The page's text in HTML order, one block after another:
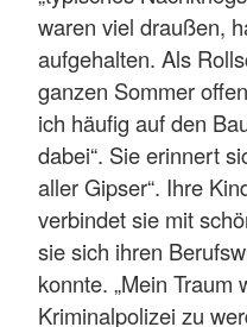
waren viel draußen,
aufgehalten. Als
ganzen Sommer
ich häufig auf den
dabei“. Sie erinnert
aller Gipser“. Ihre
verbindet sie mit
sie sich ihren
konnte. „Mein Traum
Kriminalpolizei zu